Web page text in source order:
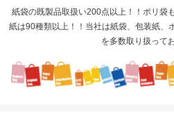
紙袋の既製品取扱い200点以上！！ポリ袋
紙は90種類以上！！当社は紙袋、包装紙、
を多数取り扱って